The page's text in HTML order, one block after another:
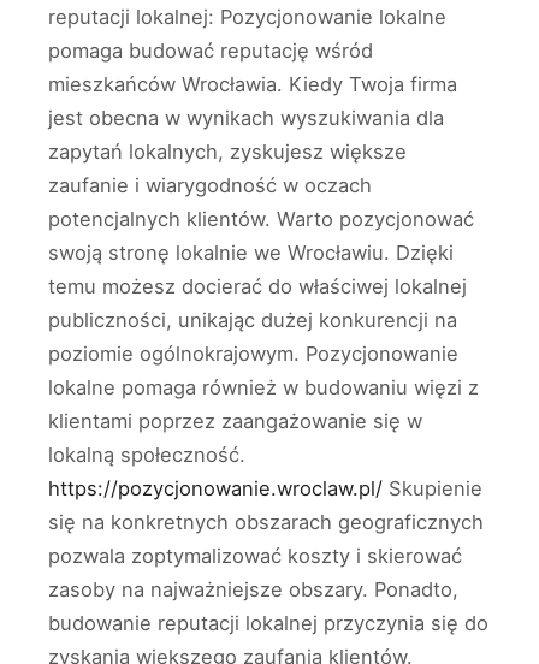
reputacji lokalnej: Pozycjonowanie lokalne
pomaga budować reputację wśród
mieszkańców Wrocławia. Kiedy Twoja firma
jest obecna w wynikach wyszukiwania dla
zapytań lokalnych, zyskujesz większe
zaufanie i wiarygodność w oczach
potencjalnych klientów. Warto pozycjonować
swoją stronę lokalnie we Wrocławiu. Dzięki
temu możesz docierać do właściwej lokalnej
publiczności, unikając dużej konkurencji na
poziomie ogólnokrajowym. Pozycjonowanie
lokalne pomaga również w budowaniu więzi z
klientami poprzez zaangażowanie się w
lokalną społeczność.
https://pozycjonowanie.wroclaw.pl/ Skupienie
się na konkretnych obszarach geograficznych
pozwala zoptymalizować koszty i skierować
zasoby na najważniejsze obszary. Ponadto,
budowanie reputacji lokalnej przyczynia się do
zyskania większego zaufania klientów.